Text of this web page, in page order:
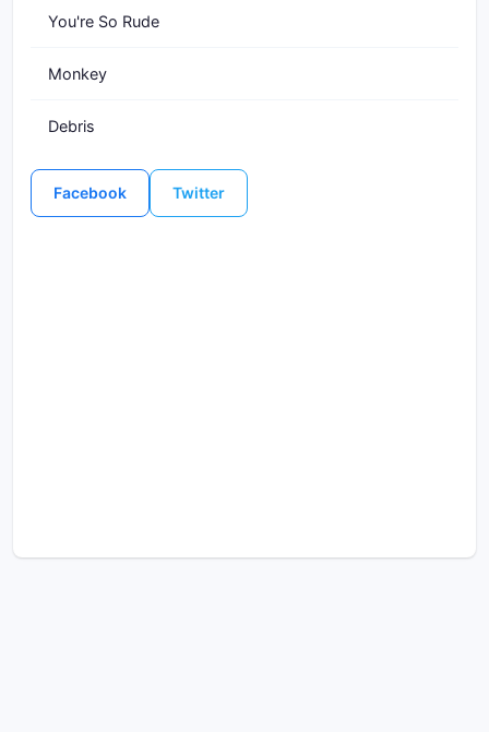
You're So Rude
Monkey
Debris
Facebook Twitter